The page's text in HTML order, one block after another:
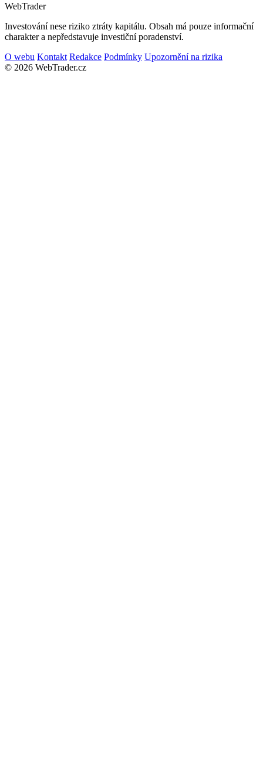
WebTrader
Investování nese riziko ztráty kapitálu. Obsah má pouze informační
charakter a nepředstavuje investiční poradenství.
O webu Kontakt Redakce Podmínky Upozornění na rizika
© 2026 WebTrader.cz